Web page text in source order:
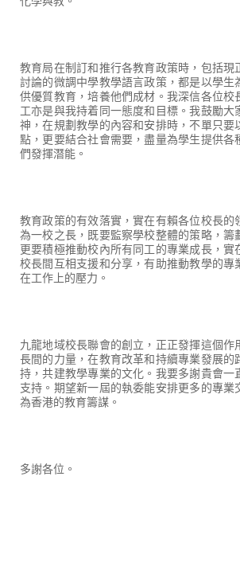
教育局在制訂和推行各教育政策時，包括現
討論的微調中學教學語言政策，都是以學生
供優質教育，培養他們成材。我深信各位校
工亦是與我持着同一態度和目標。我鼓勵大
神，在規劃教學的內容和安排時，不單只要
點，更要結合社會需要，盡量為學生提供各
們發揮潛能。
教育政策的有效落實，實在有賴各位校長的
為一校之長，既要監察學校整體的策略，籌
更要積極推動校內所有同工的專業成長，實
校長間互相支援和分享，有助推動教學的專
在工作上的壓力。
九龍地域校長聯會的創立，正正發揮這個作
長間的力量，在教育改革和持續專業發展的
持，共建教學專業的文化。我要多謝貴會一
支持。期望新一屆的執委能安排更多的專業
為香港的教育籌謀。
多謝各位。